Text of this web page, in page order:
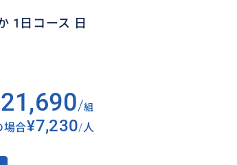
1日コース 日
21,690/組
場合 ¥7,230/人